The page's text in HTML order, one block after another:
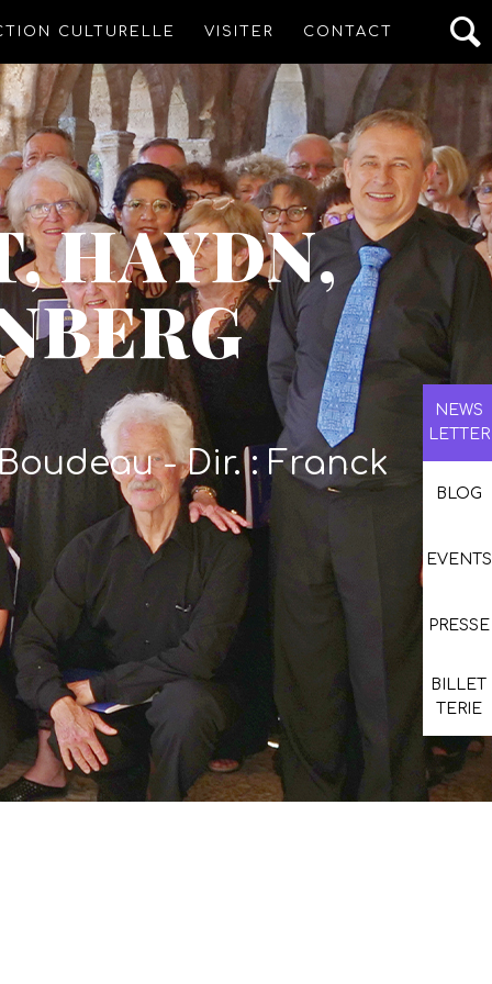
CULTURELLE VISITER CONTACT
NEWS
LETTER
BLOG
EVENTS
PRESSE
BILLET
TERIE
HAYDN,
- Dir. : Franck